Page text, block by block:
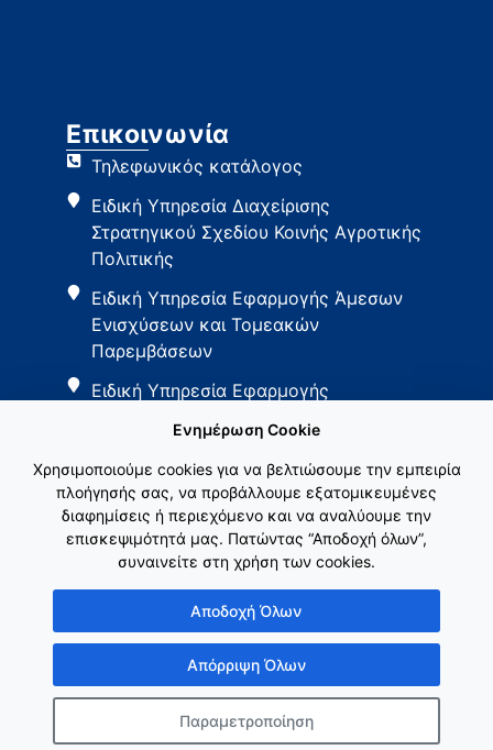
Επικοινωνία
Τηλεφωνικός κατάλογος
Ειδική Υπηρεσία Διαχείρισης
Στρατηγικού Σχεδίου Κοινής Αγροτικής
Πολιτικής
Ειδική Υπηρεσία Εφαρμογής Άμεσων
Ενισχύσεων και Τομεακών
Παρεμβάσεων
Ειδική Υπηρεσία Εφαρμογής
Εθνικό Δίκτυο ΚΑΠ
Copyright © Γενική Γραμματεία Ενωσιακών Πόρων & Υποδομών
Κατασκευή ιστοσελίδαςλimeframe
Ενημέρωση Cookie
Χρησιμοποιούμε cookies για να βελτιώσουμε την εμπειρία
πλοήγησής σας, να προβάλλουμε εξατομικευμένες
διαφημίσεις ή περιεχόμενο και να αναλύουμε την
επισκεψιμότητά μας. Πατώντας “Αποδοχή όλων”,
συναινείτε στη χρήση των cookies.
Αποδοχή Όλων
Απόρριψη Όλων
Παραμετροποίηση